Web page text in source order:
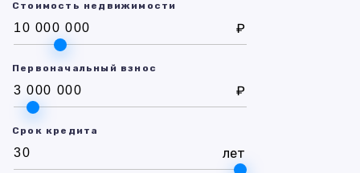
Стоимость недвижимости
₽
Первоначальный взнос
₽
Срок кредита
лет